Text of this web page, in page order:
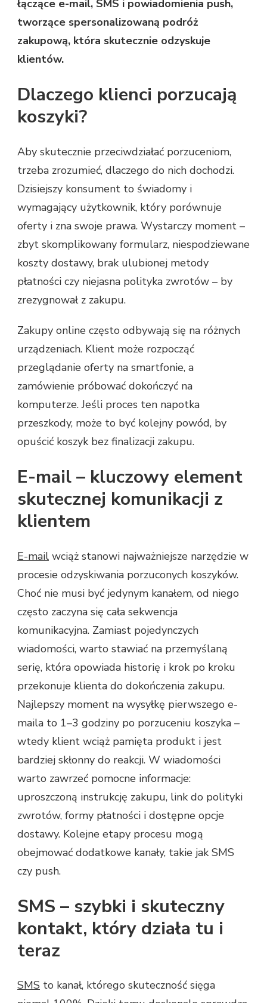
łączące e-mail, SMS i powiadomienia push,
tworzące spersonalizowaną podróż
zakupową, która skutecznie odzyskuje
klientów.
Dlaczego klienci porzucają
koszyki?
Aby skutecznie przeciwdziałać porzuceniom,
trzeba zrozumieć, dlaczego do nich dochodzi.
Dzisiejszy konsument to świadomy i
wymagający użytkownik, który porównuje
oferty i zna swoje prawa. Wystarczy moment –
zbyt skomplikowany formularz, niespodziewane
koszty dostawy, brak ulubionej metody
płatności czy niejasna polityka zwrotów – by
zrezygnował z zakupu.
Zakupy online często odbywają się na różnych
urządzeniach. Klient może rozpocząć
przeglądanie oferty na smartfonie, a
zamówienie próbować dokończyć na
komputerze. Jeśli proces ten napotka
przeszkody, może to być kolejny powód, by
opuścić koszyk bez finalizacji zakupu.
E-mail – kluczowy element
skutecznej komunikacji z
klientem
E-mail wciąż stanowi najważniejsze narzędzie w
procesie odzyskiwania porzuconych koszyków.
Choć nie musi być jedynym kanałem, od niego
często zaczyna się cała sekwencja
komunikacyjna. Zamiast pojedynczych
wiadomości, warto stawiać na przemyślaną
serię, która opowiada historię i krok po kroku
przekonuje klienta do dokończenia zakupu.
Najlepszy moment na wysyłkę pierwszego e-
maila to 1–3 godziny po porzuceniu koszyka –
wtedy klient wciąż pamięta produkt i jest
bardziej skłonny do reakcji. W wiadomości
warto zawrzeć pomocne informacje:
uproszczoną instrukcję zakupu, link do polityki
zwrotów, formy płatności i dostępne opcje
dostawy. Kolejne etapy procesu mogą
obejmować dodatkowe kanały, takie jak SMS
czy push.
SMS – szybki i skuteczny
kontakt, który działa tu i
teraz
SMS to kanał, którego skuteczność sięga